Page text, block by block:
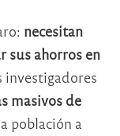
necesitan
sus ahorros en
investigadores
masivos de
población a